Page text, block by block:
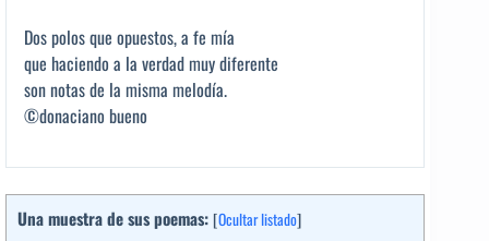
Dos polos que opuestos, a fe mía
que haciendo a la verdad muy diferente
son notas de la misma melodía.
©donaciano bueno
Una muestra de sus poemas: [Ocultar listado]